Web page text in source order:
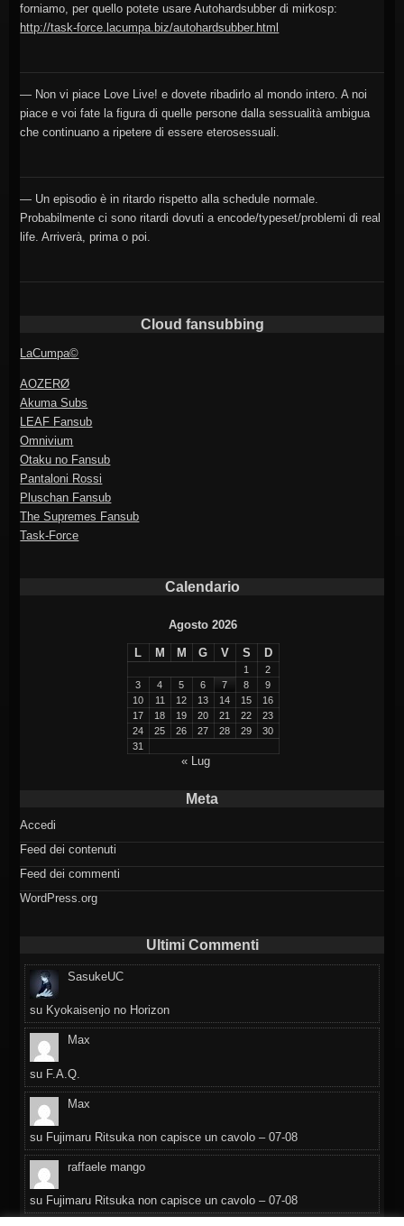
forniamo, per quello potete usare Autohardsubber di mirkosp:
http://task-force.lacumpa.biz/autohardsubber.html
— Non vi piace Love Live! e dovete ribadirlo al mondo intero. A noi
piace e voi fate la figura di quelle persone dalla sessualità ambigua
che continuano a ripetere di essere eterosessuali.
— Un episodio è in ritardo rispetto alla schedule normale.
Probabilmente ci sono ritardi dovuti a encode/typeset/problemi di real
life. Arriverà, prima o poi.
Cloud fansubbing
LaCumpa©
AOZERØ
Akuma Subs
LEAF Fansub
Omnivium
Otaku no Fansub
Pantaloni Rossi
Pluschan Fansub
The Supremes Fansub
Task-Force
Calendario
Agosto 2026
L M M G V S D
1
2
3
4 5 6 7 8
9
10
11 12 13 14 15
16
17
18 19 20 21 22
23
24
25 26 27 28 29
30
31
« Lug
Meta
Accedi
Feed dei contenuti
Feed dei commenti
WordPress.org
Ultimi Commenti
SasukeUC
su Kyokaisenjo no Horizon
Max
su F.A.Q.
Max
su Fujimaru Ritsuka non capisce un cavolo – 07-08
raffaele mango
su Fujimaru Ritsuka non capisce un cavolo – 07-08